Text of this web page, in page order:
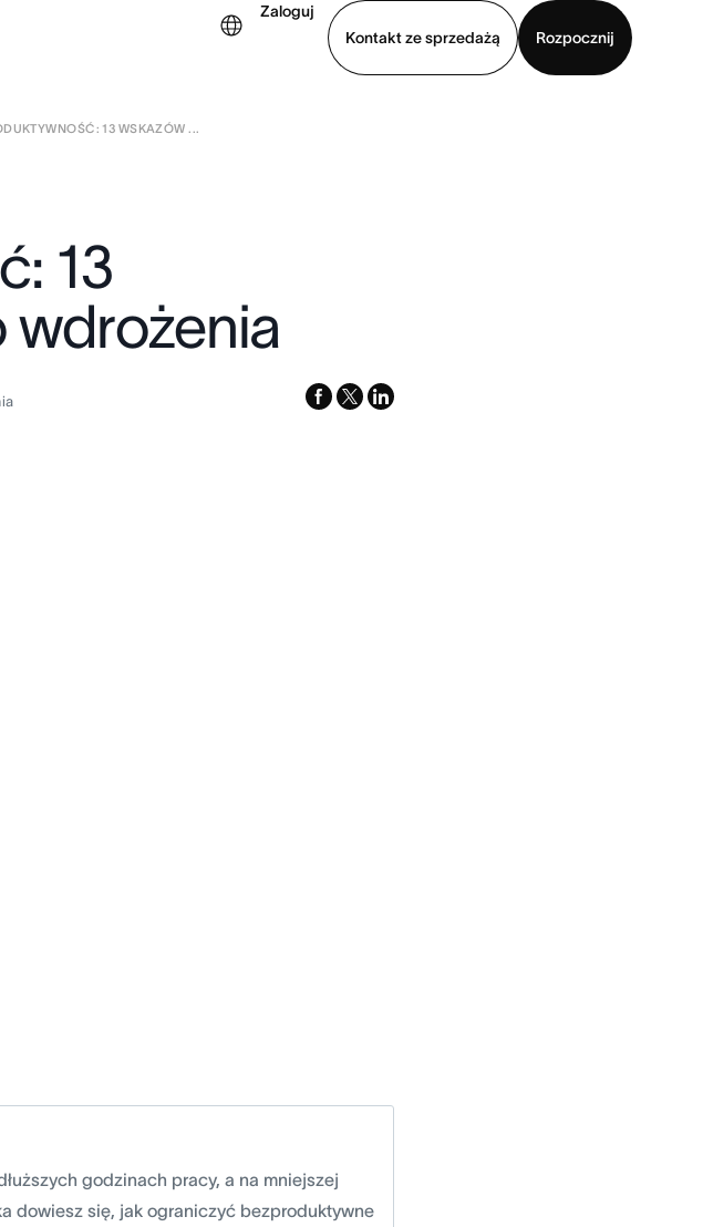
Zaloguj
Kontakt ze sprzedażą
Rozpocznij
Kontakt ze sprzedażą
13 WSKAZÓW ...
13
wdrożenia
facebook
x-
linkedin
godzinach pracy, a na mniejszej
dowiesz się, jak ograniczyć bezproduktywne